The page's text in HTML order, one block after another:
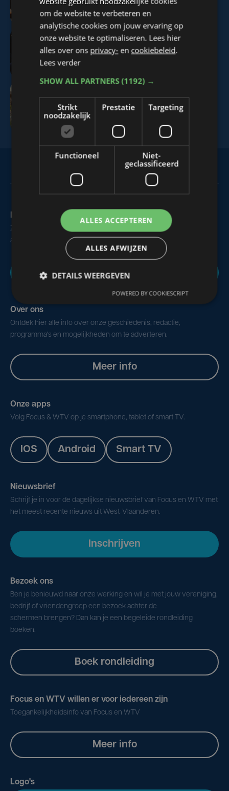
Tendens 11 april 2026
Tendens 4 april 2026
Maak zelf het nieuws
Zie of hoor je iets dat interessant is voor alle West-Vlamingen,
aarzel dan niet om ons te contacteren.
Nieuws melden
Over ons
Ontdek hier alle info over onze geschiedenis, redactie,
programma's en mogelijkheden om te adverteren.
Meer info
Onze apps
Volg Focus & WTV op je smartphone, tablet of smart TV.
IOS Android Smart TV
Nieuwsbrief
Schrijf je in voor de dagelijkse nieuwsbrief van Focus en WTV met
het meest recente nieuws uit West-Vlaanderen.
Inschrijven
Bezoek ons
Ben je benieuwd naar onze werking en wil je met jouw vereniging,
bedrijf of vriendengroep een bezoek achter de
schermen brengen? Dan kan je een begeleide rondleiding
boeken.
Boek rondleiding
Focus en WTV willen er voor iedereen zijn
Toegankelijkheidsinfo van Focus en WTV
Meer info
Logo's
om de website te verbeteren en
analytische cookies om jouw ervaring op
onze website te optimaliseren. Lees hier
alles over ons privacy- en cookiebeleid.
Lees verder
SHOW ALL PARTNERS(1192) →
Strikt
noodzakelijk
Prestatie Targeting
Functioneel
Niet-
geclassificeerd
ALLES ACCEPTEREN
ALLES AFWIJZEN
DETAILS WEERGEVEN
POWERED BY COOKIESCRIPT